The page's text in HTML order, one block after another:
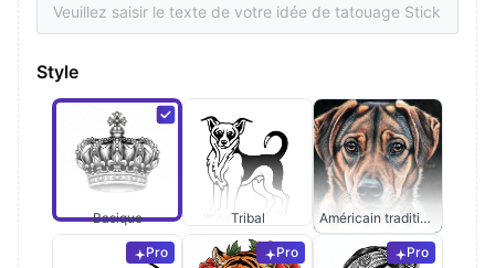
Style
Basique Tribal Américain traditionnel
Pro Pro Pro